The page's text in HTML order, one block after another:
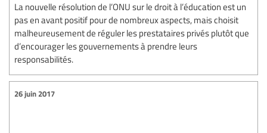
La nouvelle résolution de l’ONU sur le droit à l’éducation est un
pas en avant positif pour de nombreux aspects, mais choisit
malheureusement de réguler les prestataires privés plutôt que
d’encourager les gouvernements à prendre leurs
responsabilités.
26 juin 2017